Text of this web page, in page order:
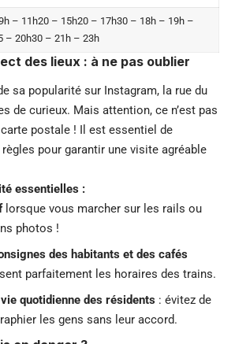
– 11h20 – 15h20 – 17h30 – 18h – 19h –
– 20h30 – 21h – 23h
des lieux : à ne pas oublier
sa popularité sur Instagram, la rue du
de curieux. Mais attention, ce n’est pas
postale ! Il est essentiel de
pour garantir une visite agréable
essentielles :
lorsque vous marcher sur les rails ou
photos !
des habitants et des cafés
parfaitement les horaires des trains.
quotidienne des résidents : évitez de
les gens sans leur accord.